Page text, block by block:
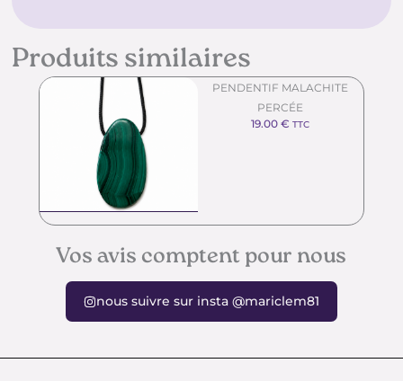
Produits similaires
PENDENTIF MALACHITE
PERCÉE
19.00€ TTC
Vos avis comptent pour nous
nous suivre sur insta @mariclem81